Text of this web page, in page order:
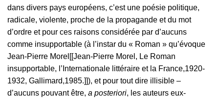
dans divers pays européens, c’est une poésie politique,
radicale, violente, proche de la propagande et du mot
d’ordre et pour ces raisons considérée par d’aucuns
comme insupportable (à l’instar du « Roman » qu’évoque
Jean-Pierre Morel[[Jean-Pierre Morel, Le Roman
insupportable, l’Internationale littéraire et la France,1920-
1932, Gallimard,1985.]]), et pour tout dire illisible –
d’aucuns pouvant être, a posteriori, les auteurs eux-